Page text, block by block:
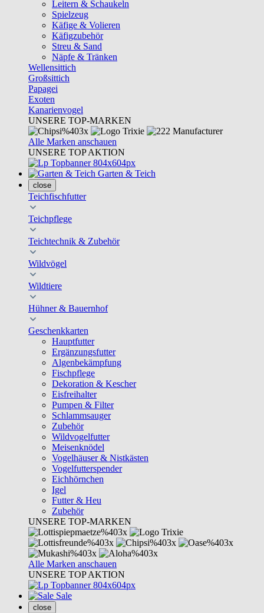
Leitern & Schaukeln
Spielzeug
Käfige & Volieren
Käfigzubehör
Streu & Sand
Näpfe & Tränken
Wellensittich
Großsittich
Papagei
Exoten
Kanarienvogel
UNSERE TOP-MARKEN
Alle Marken anschauen
UNSERE TOP AKTION
Garten & Teich
close
Teichfischfutter
Teichpflege
Teichtechnik & Zubehör
Wildvögel
Wildtiere
Hühner & Bauernhof
Geschenkkarten
Hauptfutter
Ergänzungsfutter
Algenbekämpfung
Fischpflege
Dekoration & Kescher
Eisfreihalter
Pumpen & Filter
Schlammsauger
Zubehör
Wildvogelfutter
Meisenknödel
Vogelhäuser & Nistkästen
Vogelfutterspender
Eichhörnchen
Igel
Futter & Heu
Zubehör
UNSERE TOP-MARKEN
Alle Marken anschauen
UNSERE TOP AKTION
Sale
close